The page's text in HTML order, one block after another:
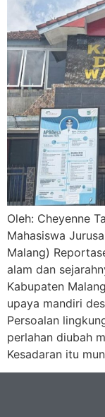
Oleh: Cheyenne
Mahasiswa
Malang)
alam dan
Kabupaten
upaya mandiri
Persoalan
perlahan diubah
Kesadaran itu